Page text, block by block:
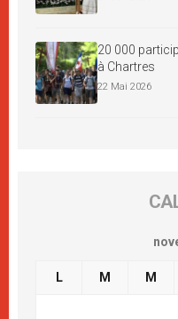
20 000
à Chartres
22 Mai 2026
L M M